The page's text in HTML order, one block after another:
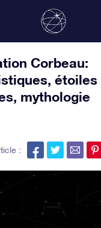
Corbeau:
étoiles
mythologie
: